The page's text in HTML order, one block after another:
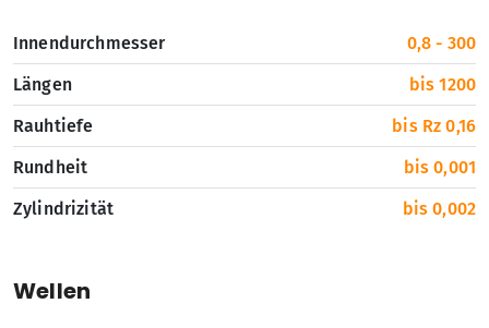
Innendurchmesser
0,8 - 300
Längen
bis 1200
Rauhtiefe
bis Rz 0,16
Rundheit
bis 0,001
Zylindrizität
bis 0,002
Wellen